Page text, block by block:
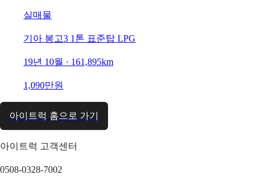
실매물
기아 봉고3 1톤 표준탑 LPG
19년 10월 · 161,895km
1,090만원
아이트럭 홈으로 가기
아이트럭 고객센터
0508-0328-7002